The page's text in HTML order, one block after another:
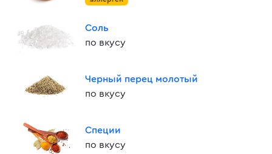
Соль
по вкусу
Черный перец молотый
по вкусу
Специи
по вкусу